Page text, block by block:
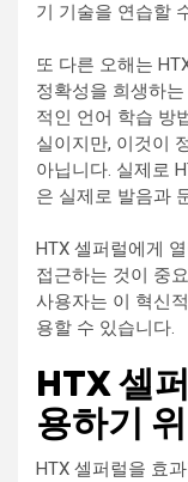
기 기술을 연습할
또 다른 오해는
정확성을 희생하
적인 언어 학습 방
실이지만, 이것이
아닙니다. 실제로
은 실제로 발음과
HTX 셀퍼럴에게
접근하는 것이 중
사용자는 이 혁신
용할 수 있습니다.
HTX 셀
용하기
HTX 셀퍼럴을 효